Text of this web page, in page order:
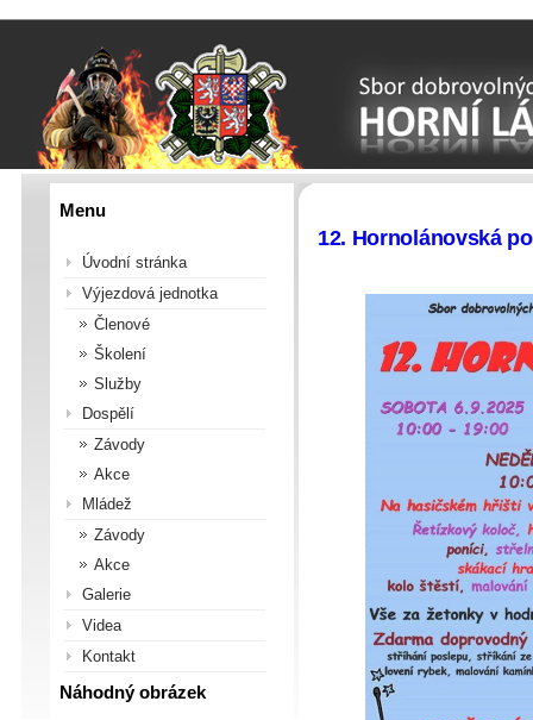
12. Hornolánovská
Menu
Úvodní stránka
Výjezdová jednotka
Členové
Školení
Služby
Dospělí
Závody
Akce
Mládež
Závody
Akce
Galerie
Videa
Kontakt
Náhodný obrázek